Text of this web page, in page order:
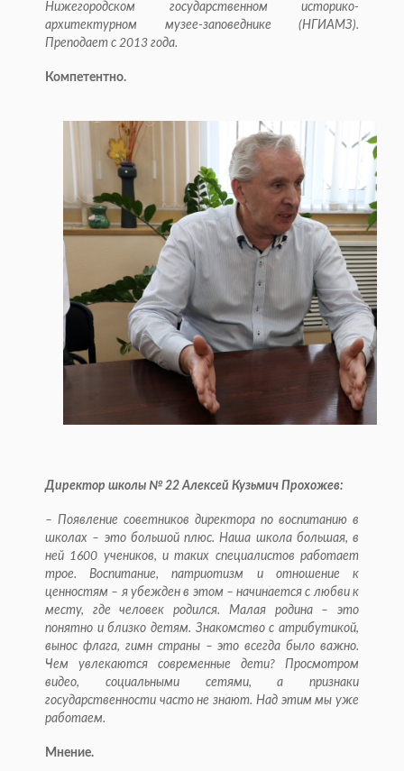
Нижегородском государственном историко-
архитектурном музее-заповеднике (НГИАМЗ).
Преподает с 2013 года.
Компетентно.
Директор школы № 22 Алексей Кузьмич Прохожев:
– Появление советников директора по воспитанию в
школах – это большой плюс. Наша школа большая, в
ней 1600 учеников, и таких специалистов работает
трое. Воспитание, патриотизм и отношение к
ценностям – я убежден в этом – начинается с любви к
месту, где человек родился. Малая родина – это
понятно и близко детям. Знакомство с атрибутикой,
вынос флага, гимн страны – это всегда было важно.
Чем увлекаются современные дети? Просмотром
видео, социальными сетями, а признаки
государственности часто не знают. Над этим мы уже
работаем.
Мнение.